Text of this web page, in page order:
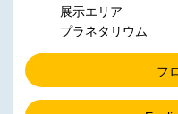
展示エリア
プラネタリウム
フ